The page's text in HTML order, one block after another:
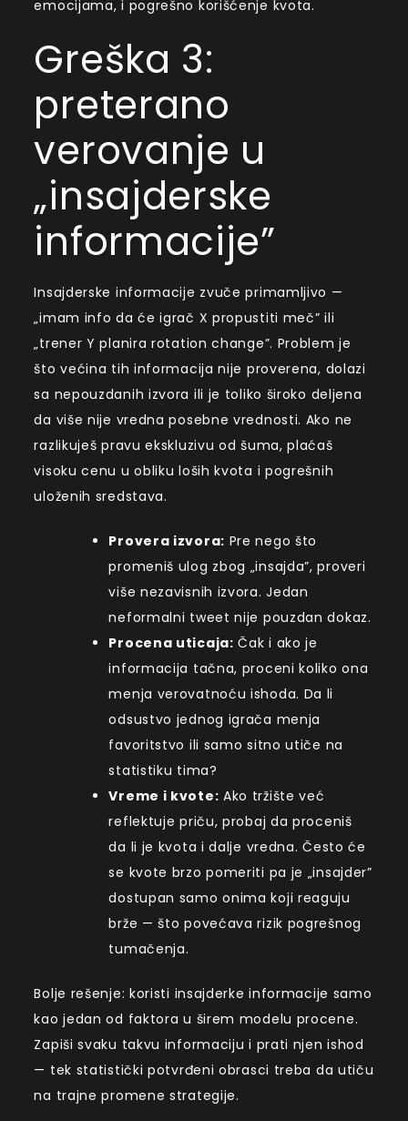
emocijama, i pogrešno korišćenje kvota.
Greška 3:
preterano
verovanje u
„insajderske
informacije”
Insajderske informacije zvuče primamljivo —
„imam info da će igrač X propustiti meč” ili
„trener Y planira rotation change”. Problem je
što većina tih informacija nije proverena, dolazi
sa nepouzdanih izvora ili je toliko široko deljena
da više nije vredna posebne vrednosti. Ako ne
razlikuješ pravu ekskluzivu od šuma, plaćaš
visoku cenu u obliku loših kvota i pogrešnih
uloženih sredstava.
Provera izvora: Pre nego što
promeniš ulog zbog „insajda”, proveri
više nezavisnih izvora. Jedan
neformalni tweet nije pouzdan dokaz.
Procena uticaja: Čak i ako je
informacija tačna, proceni koliko ona
menja verovatnoću ishoda. Da li
odsustvo jednog igrača menja
favoritstvo ili samo sitno utiče na
statistiku tima?
Vreme i kvote: Ako tržište već
reflektuje priču, probaj da proceniš
da li je kvota i dalje vredna. Često će
se kvote brzo pomeriti pa je „insajder”
dostupan samo onima koji reaguju
brže — što povećava rizik pogrešnog
tumačenja.
Bolje rešenje: koristi insajderke informacije samo
kao jedan od faktora u širem modelu procene.
Zapiši svaku takvu informaciju i prati njen ishod
— tek statistički potvrđeni obrasci treba da utiču
na trajne promene strategije.